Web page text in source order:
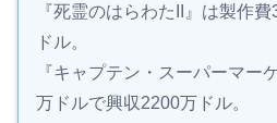
『死霊のはらわたII』は製作
ドル。
『キャプテン・スーパーマー
万ドルで興収2200万ドル。